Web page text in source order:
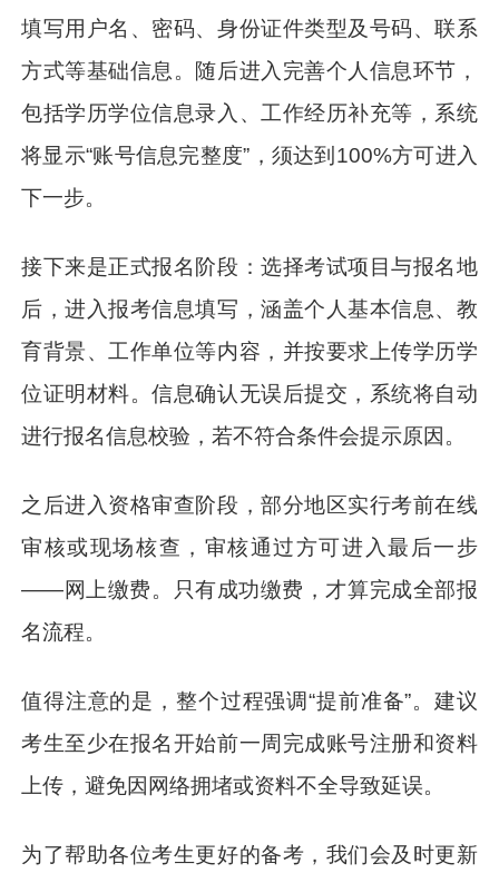
填写用户名、密码、身份证件类型及号码、联系
方式等基础信息。随后进入完善个人信息环节，
包括学历学位信息录入、工作经历补充等，系统
将显示“账号信息完整度”，须达到100%方可进入
下一步。
接下来是正式报名阶段：选择考试项目与报名地
后，进入报考信息填写，涵盖个人基本信息、教
育背景、工作单位等内容，并按要求上传学历学
位证明材料。信息确认无误后提交，系统将自动
进行报名信息校验，若不符合条件会提示原因。
之后进入资格审查阶段，部分地区实行考前在线
审核或现场核查，审核通过方可进入最后一步
——网上缴费。只有成功缴费，才算完成全部报
名流程。
值得注意的是，整个过程强调“提前准备”。建议
考生至少在报名开始前一周完成账号注册和资料
上传，避免因网络拥堵或资料不全导致延误。
为了帮助各位考生更好的备考，我们会及时更新